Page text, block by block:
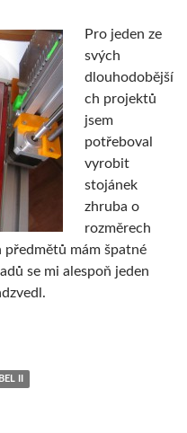
Pro jeden ze
svých
dlouhodobější
ch projektů
jsem
potřeboval
vyrobit
stojánek
zhruba o
rozměrech
předmětů mám špatné
se mi alespoň jeden
tisk a technologické pokusy
II